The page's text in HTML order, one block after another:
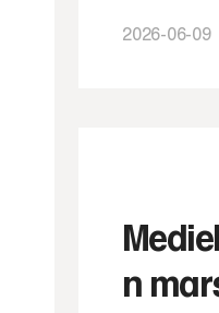
2026-06-09
n